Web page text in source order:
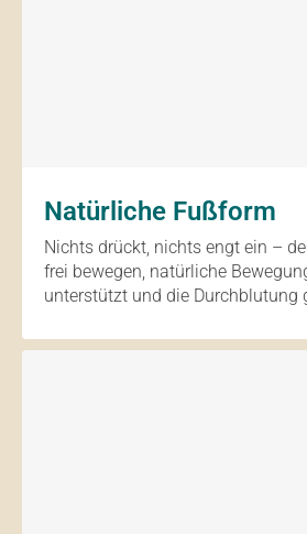
Natürliche Fußform
Nichts drückt, nichts engt ein –
frei bewegen, natürliche
unterstützt und die Durchblutung